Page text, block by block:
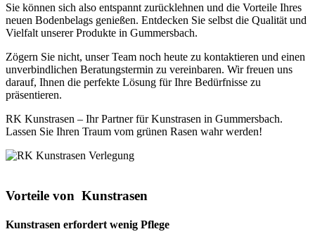
Sie können sich also entspannt zurücklehnen und die Vorteile Ihres
neuen Bodenbelags genießen. Entdecken Sie selbst die Qualität und
Vielfalt unserer Produkte in Gummersbach.
Zögern Sie nicht, unser Team noch heute zu kontaktieren und einen
unverbindlichen Beratungstermin zu vereinbaren. Wir freuen uns
darauf, Ihnen die perfekte Lösung für Ihre Bedürfnisse zu
präsentieren.
RK Kunstrasen – Ihr Partner für Kunstrasen in Gummersbach.
Lassen Sie Ihren Traum vom grünen Rasen wahr werden!
Vorteile von Kunstrasen
Kunstrasen erfordert wenig Pflege